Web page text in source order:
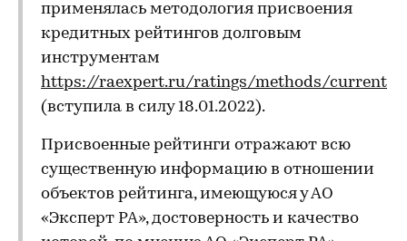
применялась методология присвоения
кредитных рейтингов долговым
инструментам
https://raexpert.ru/ratings/methods/current
(вступила в силу 18.01.2022).
Присвоенные рейтинги отражают всю
существенную информацию в отношении
объектов рейтинга, имеющуюся у АО
«Эксперт РА», достоверность и качество